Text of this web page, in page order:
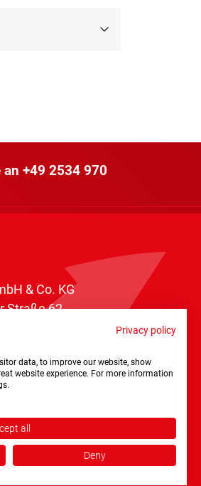
an +49 2534 970
& Co. KG
Straße 62
2534 970 116
Privacy policy
data, to improve our website, show
website experience. For more information
all
Deny